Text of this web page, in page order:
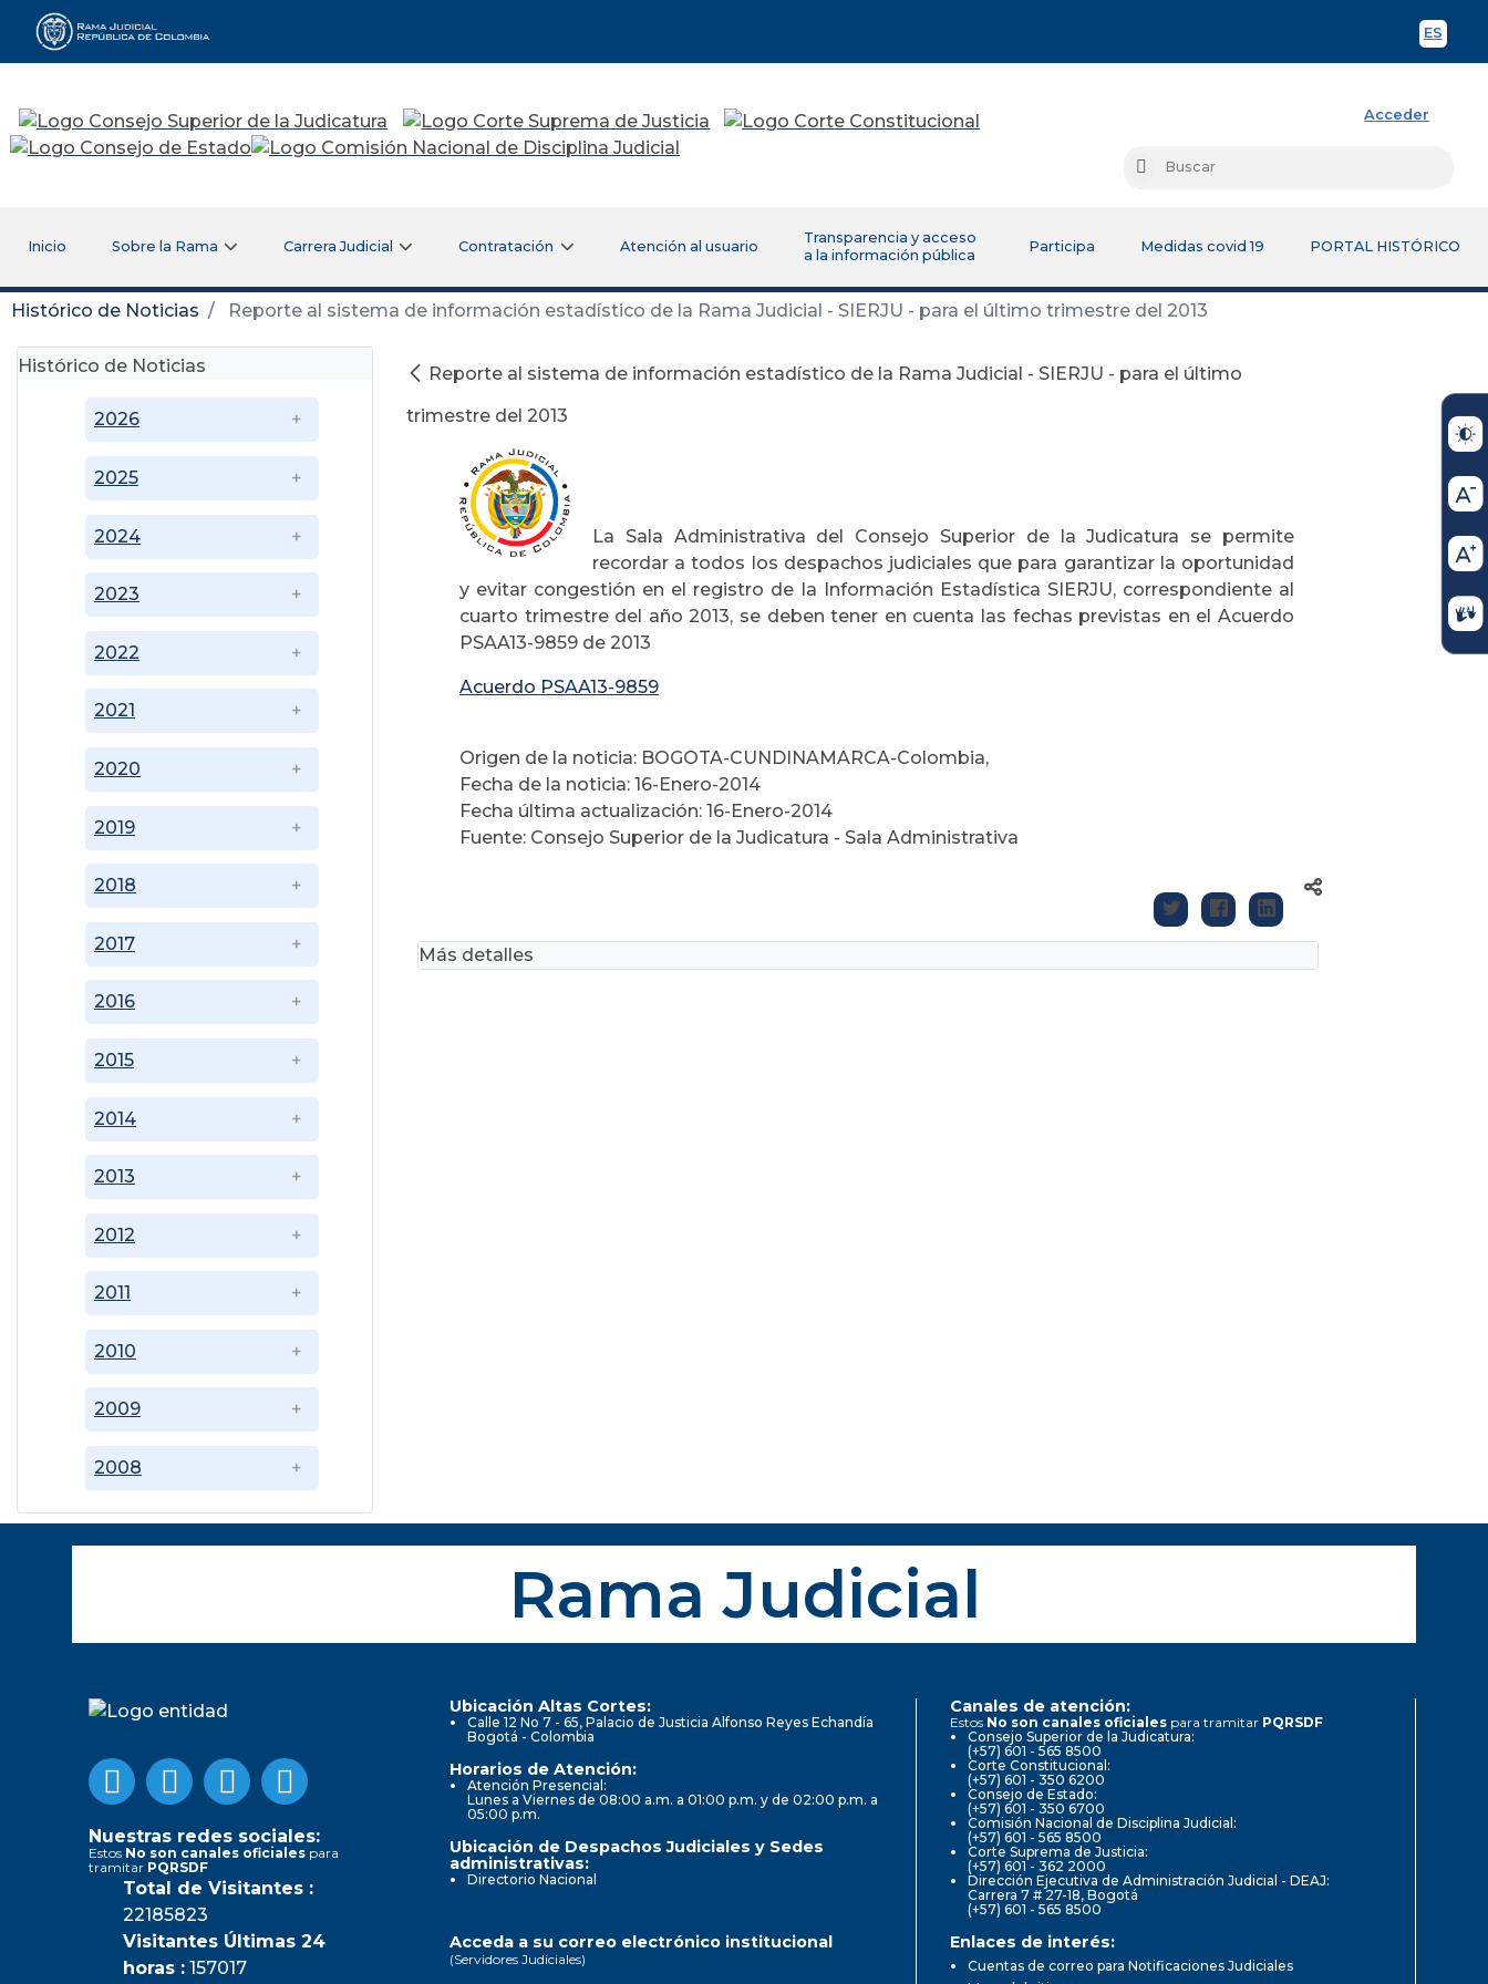
ES
Rama Judicial
Acceder
Buscar
Inicio Sobre la Rama Carrera Judicial Contratación Atención al usuario
Transparencia y acceso
a la información pública
Participa Medidas covid 19 PORTAL HISTÓRICO
Histórico de Noticias Reporte al sistema de información estadístico de la Rama Judicial - SIERJU - para el último trimestre del 2013
Histórico de Noticias
2008
2009
2010
2011
2012
2013
2014
2015
2016
2017
2018
2019
2020
2021
2022
2023
2024
2025
2026
Reporte al sistema de información estadístico de la Rama Judicial - SIERJU - para el último
trimestre del 2013
La Sala Administrativa del Consejo Superior de la Judicatura se permite
recordar a todos los despachos judiciales que para garantizar la oportunidad
y evitar congestión en el registro de la Información Estadística SIERJU, correspondiente al
cuarto trimestre del año 2013, se deben tener en cuenta las fechas previstas en el Acuerdo
PSAA13-9859 de 2013
Acuerdo PSAA13-9859
Origen de la noticia: BOGOTA-CUNDINAMARCA-Colombia,
Fecha de la noticia: 16-Enero-2014
Fecha última actualización: 16-Enero-2014
Fuente: Consejo Superior de la Judicatura - Sala Administrativa
Más detalles
Rama Judicial
Nuestras redes sociales:
Estos No son canales oficiales para
tramitar PQRSDF
Total de Visitantes :
22185823
Visitantes Últimas 24
horas : 157017
Ubicación Altas Cortes:
Calle 12 No 7 - 65, Palacio de Justicia Alfonso Reyes Echandía
Bogotá - Colombia
Horarios de Atención:
Atención Presencial:
Lunes a Viernes de 08:00 a.m. a 01:00 p.m. y de 02:00 p.m. a
05:00 p.m.
Ubicación de Despachos Judiciales y Sedes
administrativas:
Directorio Nacional
Canales de atención:
Estos No son canales oficiales para tramitar PQRSDF
Consejo Superior de la Judicatura:
(+57) 601 - 565 8500
Corte Constitucional:
(+57) 601 - 350 6200
Consejo de Estado:
(+57) 601 - 350 6700
Comisión Nacional de Disciplina Judicial:
(+57) 601 - 565 8500
Corte Suprema de Justicia:
(+57) 601 - 362 2000
Dirección Ejecutiva de Administración Judicial - DEAJ:
Carrera 7 # 27-18, Bogotá
(+57) 601 - 565 8500
Acceda a su correo electrónico institucional
(Servidores Judiciales)
Enlaces de interés:
Cuentas de correo para Notificaciones Judiciales